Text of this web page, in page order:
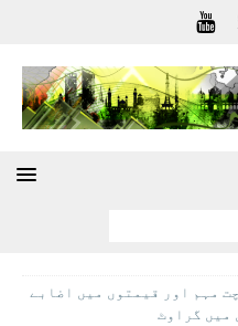
مہم اور قیمتوں میں اضابے
میں گراوٹ